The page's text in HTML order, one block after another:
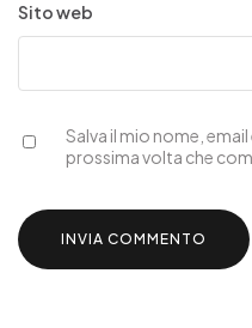
Sito web
Salva il mio nome,
prossima volta che